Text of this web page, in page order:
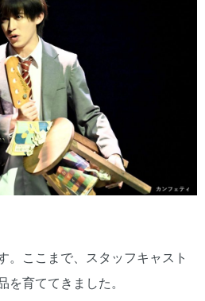
。ここまで、スタッフキャスト
育ててきました。